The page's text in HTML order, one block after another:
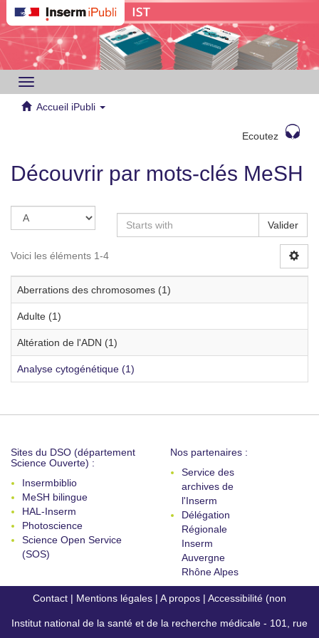
Toggle
navigation
Accueil iPubli
Ecoutez
Découvrir par mots-clés MeSH
Valider
Voici les éléments 1-4
Aberrations des chromosomes (1)
Adulte (1)
Altération de l'ADN (1)
Analyse cytogénétique (1)
Sites du DSO (département
Science Ouverte) :
Insermbiblio
MeSH bilingue
HAL-Inserm
Photoscience
Science Open Service
(SOS)
Nos partenaires :
Service des
archives de
l'Inserm
Délégation
Régionale
Inserm
Auvergne
Rhône Alpes
Contact | Mentions légales | A propos | Accessibilité (non
conforme)
Institut national de la santé et de la recherche médicale - 101, rue